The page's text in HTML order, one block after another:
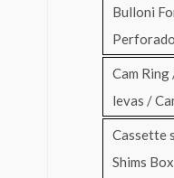
Bulloni
Cam
levas /
Cassette
Shims